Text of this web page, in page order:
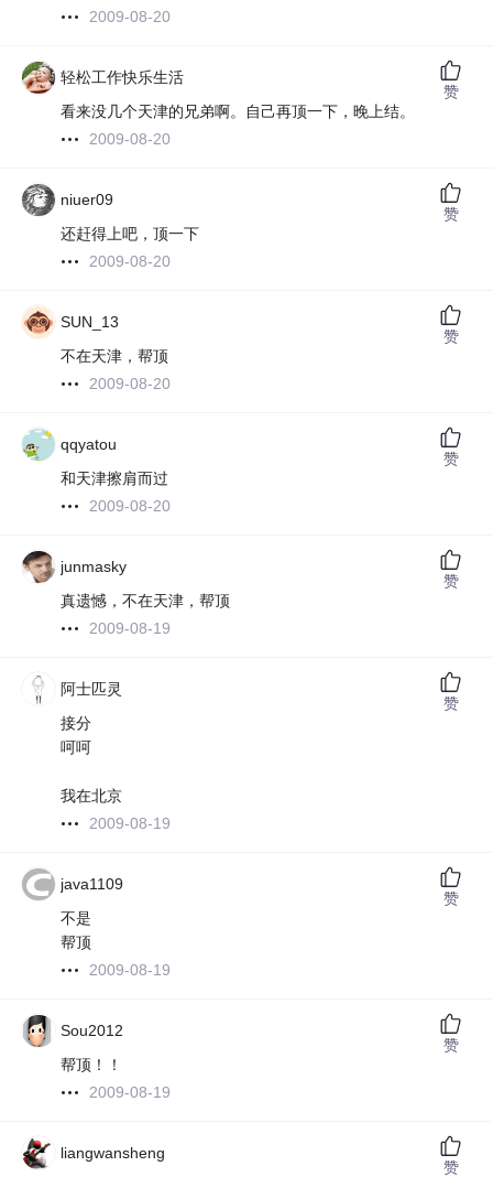
2009-08-20
轻松工作快乐生活
看来没几个天津的兄弟啊。自己再顶一下，晚上结。
2009-08-20
赞
niuer09
还赶得上吧，顶一下
2009-08-20
赞
SUN_13
不在天津，帮顶
2009-08-20
赞
qqyatou
和天津擦肩而过
2009-08-20
赞
junmasky
真遗憾，不在天津，帮顶
2009-08-19
赞
阿士匹灵
接分
呵呵
我在北京
2009-08-19
赞
java1109
不是
帮顶
2009-08-19
赞
Sou2012
帮顶！！
2009-08-19
赞
liangwansheng
赞